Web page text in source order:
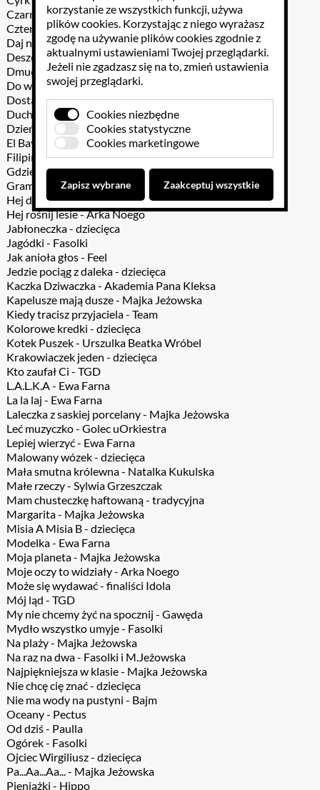
Czarny baranie - dziecięca
Cztery rude koty - dziecięca
Daj na zgodę - Arka Noego
Deszczowa - Majka Jeżowska
Dmuchawce, latawce, wiatr - Urszula
Do widzenia profesorze - Filipinki
Dostał Jacek elementarz - dziecięca
Duchy tych co mieszkali tu - Kayah
Dzień dobry Syrenko - Gawęda
El Bayo - Majka Jeżowska
Filipinka - Bahamas
Gdzie strumyk płynie z wolna - dziecięca
Gramy w kolory - Gawęda
Hej dogonię lato - Majka Jeżowska
Hej rośnij lesie - Arka Noego
Jabłoneczka - dziecięca
Jagódki - Fasolki
Jak anioła głos - Feel
Jedzie pociąg z daleka - dziecięca
Kaczka Dziwaczka - Akademia Pana Kleksa
Kapelusze mają dusze - Majka Jeżowska
Kiedy tracisz przyjaciela - Team
Kolorowe kredki - dziecięca
Kotek Puszek - Urszulka Beatka Wróbel
Krakowiaczek jeden - dziecięca
Kto zaufał Ci - TGD
L.A.L.K.A - Ewa Farna
La la laj - Ewa Farna
Laleczka z saskiej porcelany - Majka Jeżowska
Leć muzyczko - Golec uOrkiestra
Lepiej wierzyć - Ewa Farna
Malowany wózek - dziecięca
Mała smutna królewna - Natalka Kukulska
Małe rzeczy - Sylwia Grzeszczak
Mam chusteczkę haftowaną - tradycyjna
Margarita - Majka Jeżowska
Misia A Misia B - dziecięca
Modelka - Ewa Farna
Moja planeta - Majka Jeżowska
Moje oczy to widziały - Arka Noego
Może się wydawać - finaliści Idola
Mój ląd - TGD
My nie chcemy żyć na spocznij - Gawęda
Mydło wszystko umyje - Fasolki
Na plaży - Majka Jeżowska
Na raz na dwa - Fasolki i M.Jeżowska
Najpiękniejsza w klasie - Majka Jeżowska
Nie chcę cię znać - dziecięca
Nie ma wody na pustyni - Bajm
Oceany - Pectus
Od dziś - Paulla
Ogórek - Fasolki
Ojciec Wirgiliusz - dziecięca
Pa...Aa...Aa... - Majka Jeżowska
Pieniążki - Hippo
korzystanie ze wszystkich funkcji, używa
plików cookies. Korzystając z niego wyrażasz
zgodę na używanie plików cookies zgodnie z
aktualnymi ustawieniami Twojej przeglądarki.
Jeżeli nie zgadzasz się na to, zmień ustawienia
swojej przeglądarki.
Cookies niezbędne
Cookies statystyczne
Cookies marketingowe
Zapisz wybrane Zaakceptuj wszystkie